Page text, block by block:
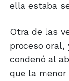
ella estaba
Otra de las
proceso oral,
condenó al
que la